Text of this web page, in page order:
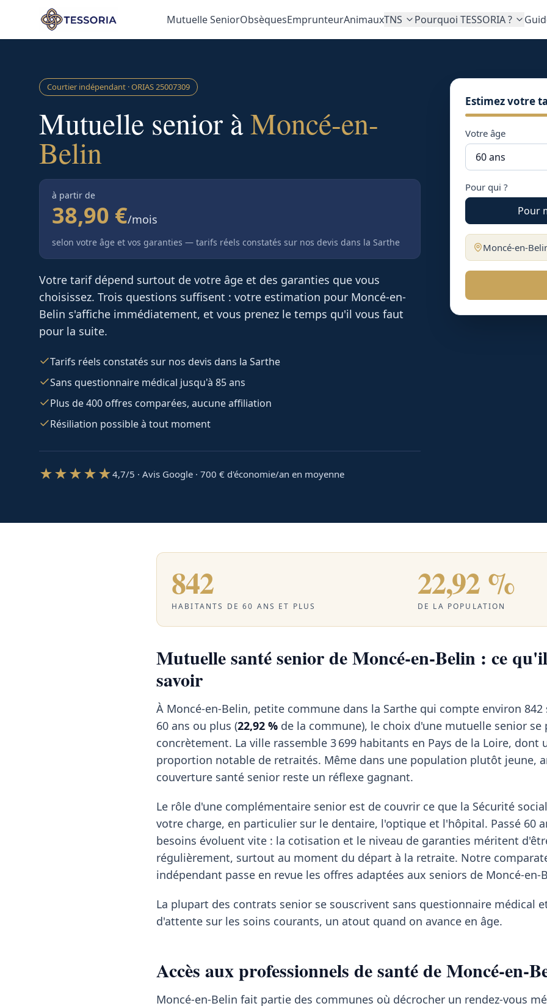
Aller au contenu principal
Mutuelle SeniorObsèquesEmprunteurAnimauxTNS Pourquoi TESSORIA ?
Courtier indépendant · ORIAS25007309
Mutuelle senior àMoncé-en-
Belin
à partir de
38,90 €/mois
selon votre âge et vos garanties — tarifs réels constatés sur nos devis dans la Sarthe
Votre tarif dépend surtout de votre âge et des garanties que vous
choisissez. Trois questions suffisent : votre estimation pour Moncé-en-
Belin s'affiche immédiatement, et vous prenez le temps qu'il vous faut
pour la suite.
Tarifs réels constatés sur nos devis dans la Sarthe
Sans questionnaire médical jusqu'à 85 ans
Plus de 400 offres comparées, aucune affiliation
Résiliation possible à tout moment
★★★★★4,7/5 · Avis Google · 700 € d'économie/an en moyenne
Estimez votre
Votre âge
Pour qui ?
Pour
Moncé-en-
842
HABITANTS DE 60 ANS ET PLUS
22,92 %
DE LA POPULATION
Mutuelle santé senior de Moncé-en-Belin : ce
savoir
À Moncé-en-Belin, petite commune dans la Sarthe qui compte environ 842
60 ans ou plus (22,92 % de la commune), le choix d'une mutuelle senior se
concrètement. La ville rassemble 3 699 habitants en Pays de la Loire, dont
proportion notable de retraités. Même dans une population plutôt jeune,
couverture santé senior reste un réflexe gagnant.
Le rôle d'une complémentaire senior est de couvrir ce que la Sécurité
votre charge, en particulier sur le dentaire, l'optique et l'hôpital. Passé 60
besoins évoluent vite : la cotisation et le niveau de garanties méritent
régulièrement, surtout au moment du départ à la retraite. Notre
indépendant passe en revue les offres adaptées aux seniors de Moncé-en-
La plupart des contrats senior se souscrivent sans questionnaire médical
d'attente sur les soins courants, un atout quand on avance en âge.
Accès aux professionnels de santé de Moncé-en-
Moncé-en-Belin fait partie des communes où décrocher un rendez-vous